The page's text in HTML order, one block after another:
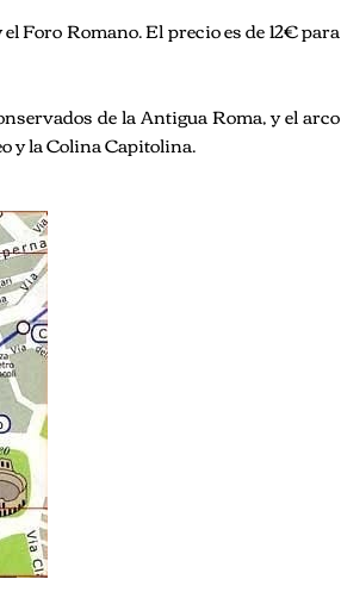
Foro Romano. El precio es de 12€ para
de la Antigua Roma, y el arco
y la Colina Capitolina.